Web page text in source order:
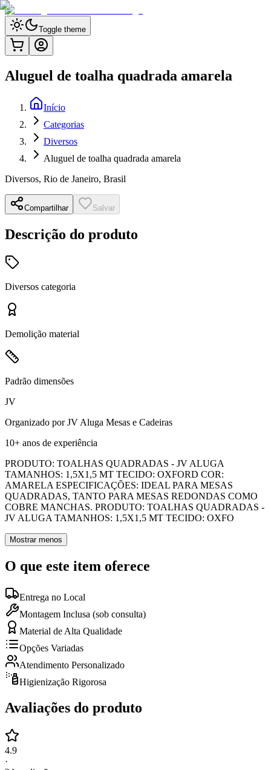
Toggle theme
Aluguel de toalha quadrada amarela
Início
Categorias
Diversos
Aluguel de toalha quadrada amarela
Diversos, Rio de Janeiro, Brasil
Compartilhar Salvar
Descrição do produto
Diversos categoria
Demolição material
Padrão dimensões
JV
Organizado porJV Aluga Mesas e Cadeiras
10+ anos de experiência
PRODUTO: TOALHAS QUADRADAS - JV ALUGA
TAMANHOS: 1,5X1,5 MT TECIDO: OXFORD COR:
AMARELA ESPECIFICAÇÕES: IDEAL PARA MESAS
QUADRADAS, TANTO PARA MESAS REDONDAS COMO
COBRE MANCHAS. PRODUTO: TOALHAS QUADRADAS -
JV ALUGA TAMANHOS: 1,5X1,5 MT TECIDO: OXFO
Mostrar menos
O que este item oferece
Entrega no Local
Montagem Inclusa (sob consulta)
Material de Alta Qualidade
Opções Variadas
Atendimento Personalizado
Higienização Rigorosa
Avaliações do produto
4.9
·